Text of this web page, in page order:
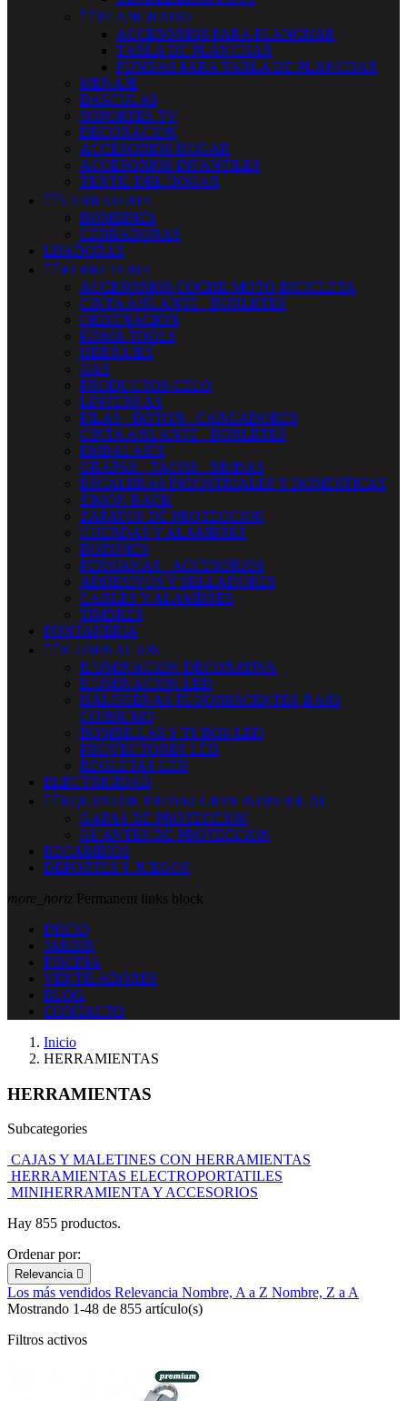
 PLANCHADO
ACCESORIOS PARA PLANCHAR
TABLA DE PLANCHAR
FUNDAS PARA TABLA DE PLANCHAR
MENAJE
BASCULAS
SOPORTES TV
DECORACION
ACCESORIOS HOGAR
ACCESORIOS INFANTILES
TEXTIL DEL HOGAR
 CERRAJERIA
BOMBINES
CERRADURAS
LIJADORAS
 FERRETERIA
ACCESORIOS COCHE-MOTO-BICICLETA
CINTA AISLANTE - BURLETES
ORDENACION
KOMA TOOLS
HERRAJES
GAS
PRODUCTOS CELO
LINTERNAS
PILAS - BOTON - CARGADORES
CINTA AISLANTE - BURLETES
EMBALAJES
GRAPAS - TACOS - BRIDAS
ESCALERAS INDUSTRIALES Y DOMESTICAS
SIMON RACK
ZAPATOS DE PROTECCION
CUERDAS Y ALAMBRES
BUZONES
PERSIANAS - ACCESORIOS
ADHESIVOS Y SELLADORES
CABLES Y ALAMBRES
TIMBRES
FONTANERIA
 ILUMINACION
ILUMINACION DECORATIVA
ILUMINACIÓN LED
HALOGENAS-FLUORESCENTES-BAJO
CONSUMO
BOMBILLAS Y TUBOS LED
PROYECTORES LED
REGLETAS LED
ELECTRICIDAD
 EQUIPO DE PROTECCION INDIVIDUAL
GAFAS DE PROTECCION
GUANTES DE PROTECCION
RECAMBIOS
DEPORTES Y JUEGOS
more_horiz Permanent links block
INICIO
JARDIN
PISCINA
VENTILADORES
BLOG
CONTACTO
Inicio
HERRAMIENTAS
HERRAMIENTAS
Subcategories
CAJAS Y MALETINES CON HERRAMIENTAS
HERRAMIENTAS ELECTROPORTATILES
MINIHERRAMIENTA Y ACCESORIOS
Hay 855 productos.
Ordenar por:
Relevancia 
Los más vendidos Relevancia Nombre, A a Z Nombre, Z a A
Mostrando 1-48 de 855 artículo(s)
Filtros activos